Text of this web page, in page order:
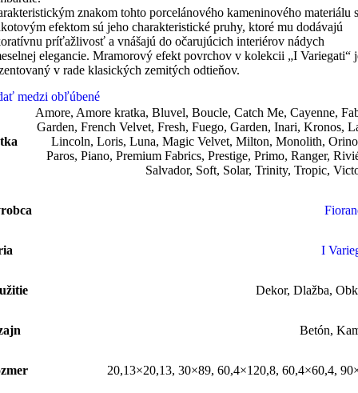
znakom tohto porcelánového kameninového materiálu s
efektom sú jeho charakteristické pruhy, ktoré mu dodávajú
príťažlivosť a vnášajú do očarujúcich interiérov nádych
elegancie. Mramorový efekt povrchov v kolekcii „I Variegati“
v rade klasických zemitých odtieňov.
medzi obľúbené
Amore, Amore kratka, Bluvel, Boucle, Catch Me, Cayenne,
Garden, French Velvet, Fresh, Fuego, Garden, Inari, Kronos,
Lincoln, Loris, Luna, Magic Velvet, Milton, Monolith,
Paros, Piano, Premium Fabrics, Prestige, Primo, Ranger,
Salvador, Soft, Solar, Trinity, Tropic,
I
Dekor, Dlažba,
Betón,
20,13×20,13, 30×89, 60,4×120,8, 60,4×60,4,